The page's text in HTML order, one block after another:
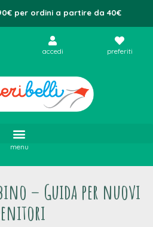
per ordini a partire da 40€
accedi preferiti
menu
– Guida per nuovi